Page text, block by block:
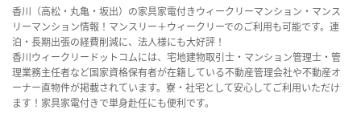
香川（高松・丸亀・坂出）の家具家電付きウィークリーマンション・マンス
リーマンション情報！マンスリー＋ウィークリーでのご利用も可能です。連
泊・長期出張の経費削減に、法人様にも大好評！
香川ウィークリードットコムには、宅地建物取引士・マンション管理士・管
理業務主任者など国家資格保有者が在籍している不動産管理会社や不動産オ
ーナー直物件が掲載されています。寮・社宅として安心してご利用いただけ
ます！家具家電付きで単身赴任にも便利です。